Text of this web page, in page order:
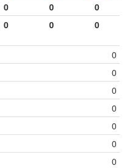
0 0
0
0 0 0
0
0
0
0
0
0
0